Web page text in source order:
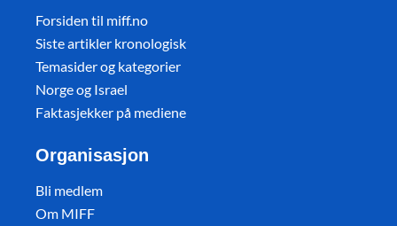
Forsiden til miff.no
Siste artikler kronologisk
Temasider og kategorier
Norge og Israel
Faktasjekker på mediene
Organisasjon
Bli medlem
Om MIFF